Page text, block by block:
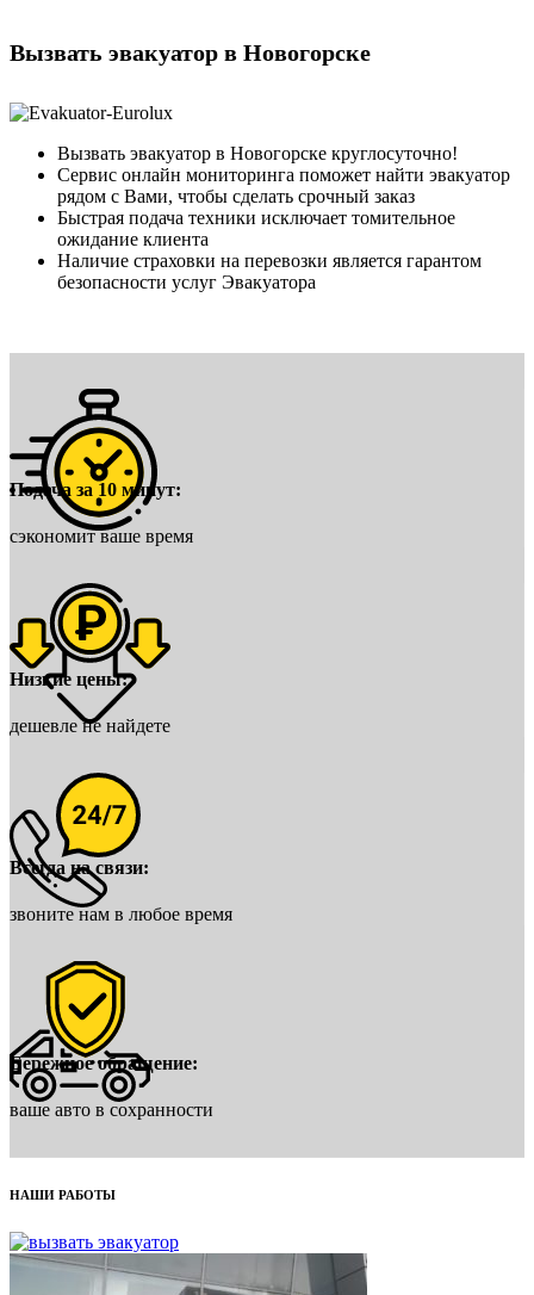
Вызвать эвакуатор в Новогорске
Вызвать эвакуатор в Новогорске круглосуточно!
Сервис онлайн мониторинга поможет найти эвакуатор
рядом с Вами, чтобы сделать срочный заказ
Быстрая подача техники исключает томительное
ожидание клиента
Наличие страховки на перевозки является гарантом
безопасности услуг Эвакуатора
Подача за 10 минут:
сэкономит ваше время
Низкие цены:
дешевле не найдете
Всегда на связи:
звоните нам в любое время
Бережное обращение:
ваше авто в сохранности
НАШИ РАБОТЫ